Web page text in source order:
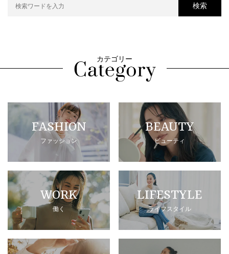
検索
カテゴリー
FASHION
ファッション
BEAUTY
ビューティ
WORK
働く
LIFESTYLE
ライフスタイル